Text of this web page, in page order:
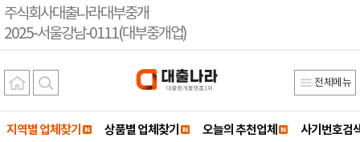
주식회사대출나라대부중개
2025-서울강남-0111(대부중개업)
전체메뉴
지역별 업체찾기 상품별 업체찾기 오늘의 추천업체 사기번호검